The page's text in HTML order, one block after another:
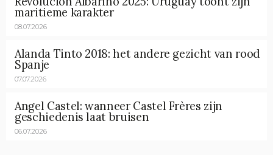
maritieme karakter
08.07.2026
Alanda Tinto 2018: het andere gezicht van rood
Spanje
07.07.2026
Angel Castel: wanneer Castel Frères zijn
geschiedenis laat bruisen
06.07.2026